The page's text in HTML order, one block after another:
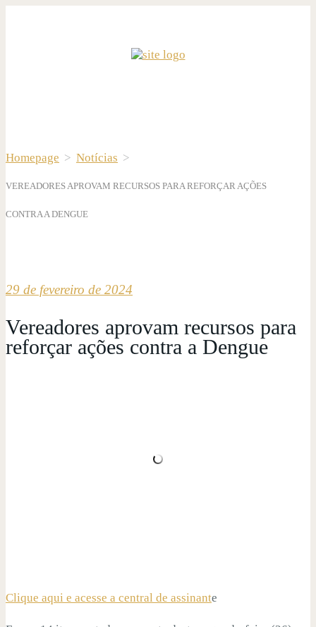
Homepage > Notícias >
VEREADORES APROVAM RECURSOS PARA REFORÇAR AÇÕES
CONTRA A DENGUE
29 de fevereiro de 2024
Vereadores aprovam recursos para
reforçar ações contra a Dengue
Clique aqui e acesse a central de assinante